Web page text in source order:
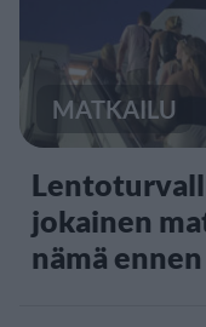
MATKAILU
jokainen
nämä